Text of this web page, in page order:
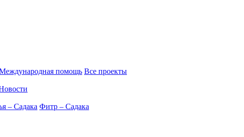
помощь Все проекты
– Садака Фитр – Садака